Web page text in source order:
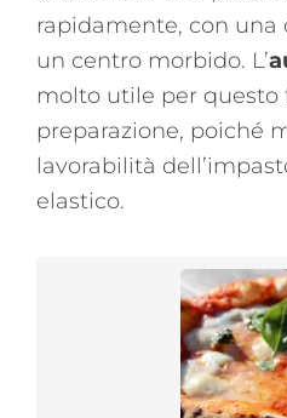
rapidamente, con una
un centro morbido. L’
molto utile per questo
preparazione, poiché
lavorabilità
elastico.